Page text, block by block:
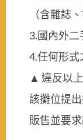
（含雜誌
3.國內外二
4.任何形式
▲ 違反以
該攤位提
販售並要